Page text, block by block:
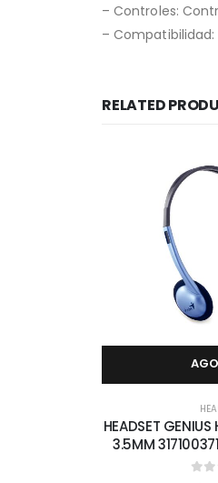
– Controles:
–
RELATED
HEADSET
3.5MM